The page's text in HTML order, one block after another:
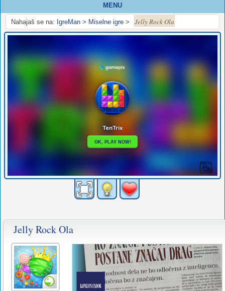
MENU
Nahajaš se na: IgreMan > Miselne igre > Jelly Rock Ola
Jelly Rock Ola